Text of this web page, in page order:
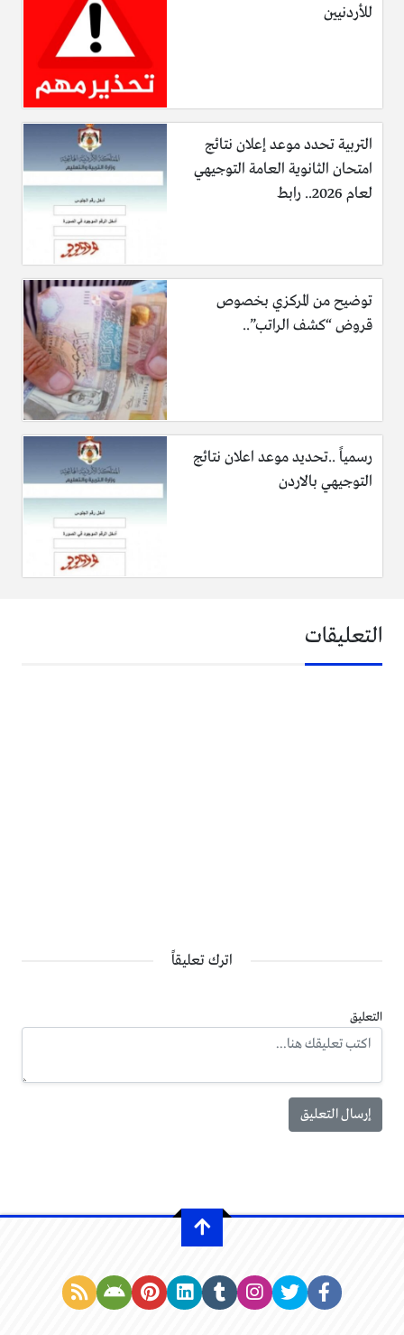
للأردنيين
التربية تحدد موعد إعلان نتائج
امتحان الثانوية العامة التوجيهي
لعام 2026.. رابط
توضيح من المركزي بخصوص
قروض “كشف الراتب”..
رسمياً ..تحديد موعد اعلان نتائج
التوجيهي بالاردن
التعليقات
اترك تعليقاً
التعليق